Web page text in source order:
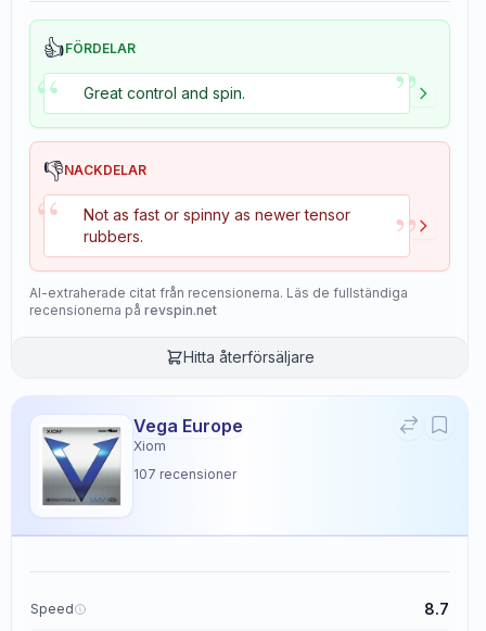
👍FÖRDELAR
“ Great control and spin. ”
👎NACKDELAR
“
Not as fast or spinny as newer tensor
rubbers.
”
AI-extraherade citat från recensionerna. Läs de fullständiga
recensionerna på revspin.net
Hitta återförsäljare
Vega Europe
Xiom
107 recensioner
Speed 8.7